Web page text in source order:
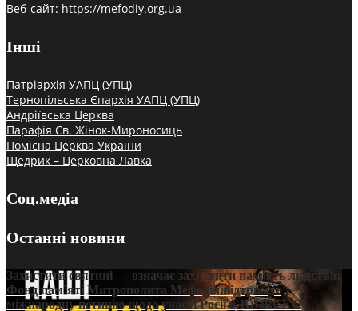
Веб-сайт: https://mefodiy.org.ua
Інші
Патріархія УАПЦ (УПЦ)
Тернопільська Єпархія УАПЦ (УПЦ)
Андріївська Церква
Парафія Св. Жінок-Мироносиць
Помісна Церква України
Щедрик – Церковна Лавка
Соц.медіа
Останні новини
Захистити святині — означає захистити пам’ять людства:
Фонд пам’яті Митрополита Мефодія підтримує
міжнародну петицію щодо участі Росії в ЮНЕСКО